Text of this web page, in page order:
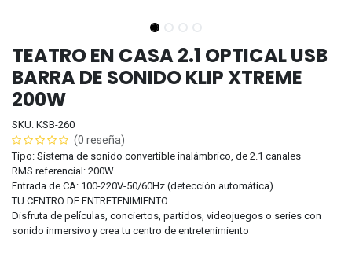
TEATRO EN CASA 2.1 OPTICAL USB
BARRA DE SONIDO KLIP XTREME
200W
SKU: KSB-260
(0 reseña)
Tipo: Sistema de sonido convertible inalámbrico, de 2.1 canales
RMS referencial: 200W
Entrada de CA: 100-220V-50/60Hz (detección automática)
TU CENTRO DE ENTRETENIMIENTO
Disfruta de películas, conciertos, partidos, videojuegos o series con
sonido inmersivo y crea tu centro de entretenimiento